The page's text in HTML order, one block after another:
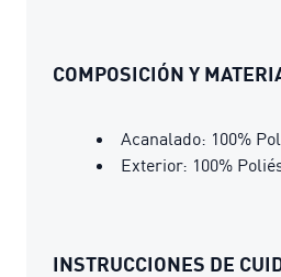
COMPOSICIÓN Y
Acanalado: 100%
Exterior: 100%
INSTRUCCIONES DE